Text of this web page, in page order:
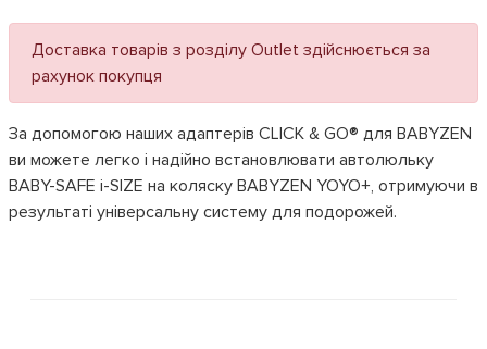
Доставка товарів з розділу Outlet здійснюється за
рахунок покупця
За допомогою наших адаптерів CLICK & GO® для BABYZEN
ви можете легко і надійно встановлювати автолюльку
BABY-SAFE i-SIZE на коляску BABYZEN YOYO+, отримуючи в
результаті універсальну систему для подорожей.